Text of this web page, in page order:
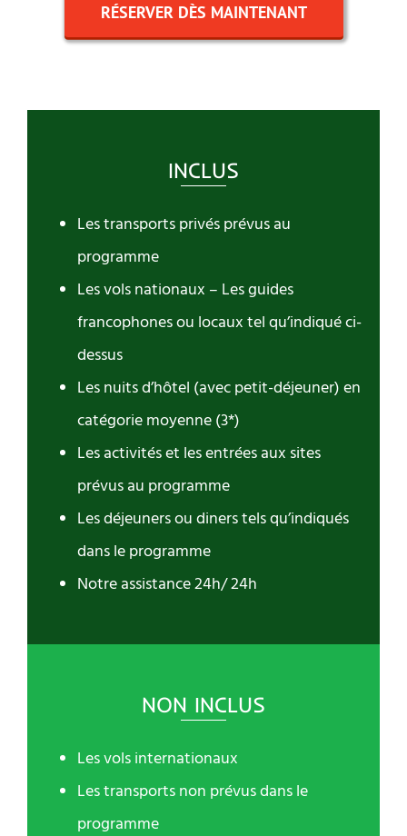
RÉSERVER DÈS MAINTENANT
INCLUS
Les transports privés prévus au
programme
Les vols nationaux – Les guides
francophones ou locaux tel qu’indiqué ci-
dessus
Les nuits d’hôtel (avec petit-déjeuner) en
catégorie moyenne (3*)
Les activités et les entrées aux sites
prévus au programme
Les déjeuners ou diners tels qu’indiqués
dans le programme
Notre assistance 24h/ 24h
NON INCLUS
Les vols internationaux
Les transports non prévus dans le
programme